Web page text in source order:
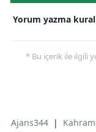
Yorum yazma
* Bu içerik ile ilgili
Ajans344 |